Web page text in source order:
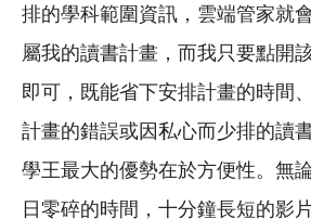
排的學科範圍資訊，雲端管家就
屬我的讀書計畫，而我只要點開
即可，既能省下安排計畫的時間
計畫的錯誤或因私心而少排的讀
學王最大的優勢在於方便性。無
日零碎的時間，十分鐘長短的影